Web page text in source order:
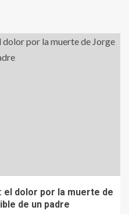
el dolor por la muerte de
de un padre